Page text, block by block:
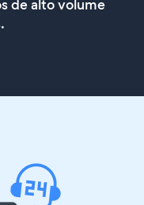
de alto volume